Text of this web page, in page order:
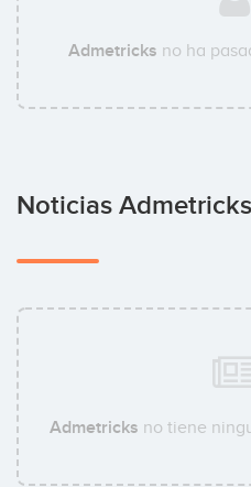
Admetricks no ha
Noticias Admetricks
Admetricks no tiene